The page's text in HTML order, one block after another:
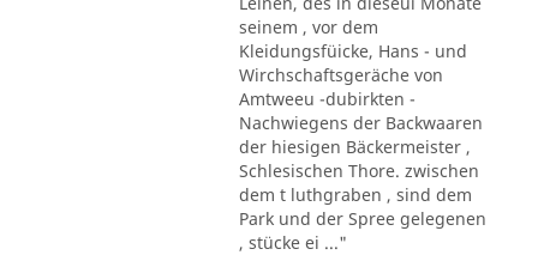
seinem , vor dem
Kleidungsfüicke, Hans - und
Wirchschaftsgeräche von
Amtweeu -dubirkten -
Nachwiegens der Backwaaren
der hiesigen Bäckermeister ,
Schlesischen Thore. zwischen
dem t luthgraben , sind dem
Park und der Spree gelegenen
, stücke ei ..."